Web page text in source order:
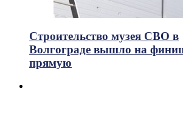
Строительство музея СВО в
Волгограде вышло на
прямую